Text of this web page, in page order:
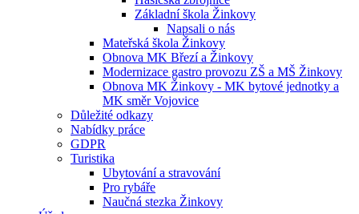
Základní škola Žinkovy
Napsali o nás
Mateřská škola Žinkovy
Obnova MK Březí a Žinkovy
Modernizace gastro provozu ZŠ a MŠ Žinkovy
Obnova MK Žinkovy - MK bytové jednotky a
MK směr Vojovice
Důležité odkazy
Nabídky práce
GDPR
Turistika
Ubytování a stravování
Pro rybáře
Naučná stezka Žinkovy